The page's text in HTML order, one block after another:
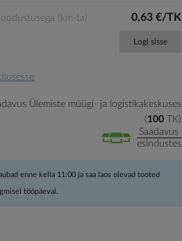
(km-ta) 0,63 €/TK
Logi sisse
Ülemiste müügi- ja logistikakeskuses
100
TK
Saadavus
esindustes
enne kella 11:00 ja saa laos olevad tooted
tööpäeval.